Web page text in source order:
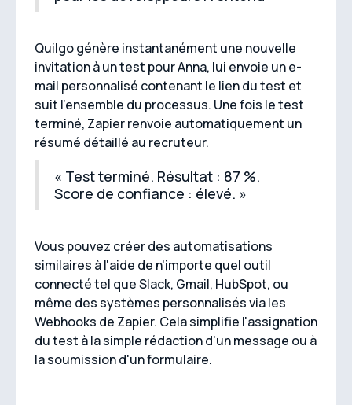
Quilgo génère instantanément une nouvelle
invitation à un test pour Anna, lui envoie un e-
mail personnalisé contenant le lien du test et
suit l'ensemble du processus. Une fois le test
terminé, Zapier renvoie automatiquement un
résumé détaillé au recruteur.
« Test terminé. Résultat : 87 %.
Score de confiance : élevé. »
Vous pouvez créer des automatisations
similaires à l'aide de n'importe quel outil
connecté tel que Slack, Gmail, HubSpot, ou
même des systèmes personnalisés via les
Webhooks de Zapier. Cela simplifie l'assignation
du test à la simple rédaction d'un message ou à
la soumission d'un formulaire.